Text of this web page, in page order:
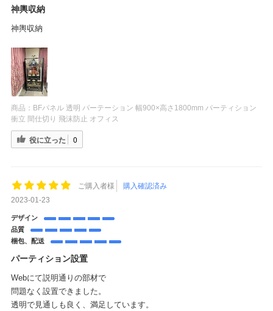
神輿収納
神輿収納
商品： BFパネル 透明 パーテーション 幅900×高さ1800mm パーティション
衝立 間仕切り 飛沫防止 オフィス
役に立った 0
ご購入者様
購入確認済み
2023-01-23
デザイン
品質
梱包、配送
パーティション設置
Webにて説明通りの部材で
問題なく設置できました。
透明で見通しも良く、満足しています。